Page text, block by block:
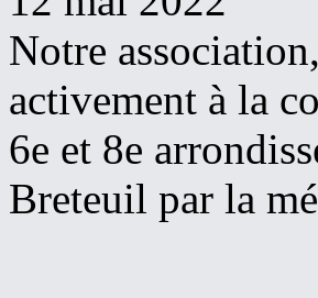
Notre
activement à la
6e et 8e
Breteuil par la